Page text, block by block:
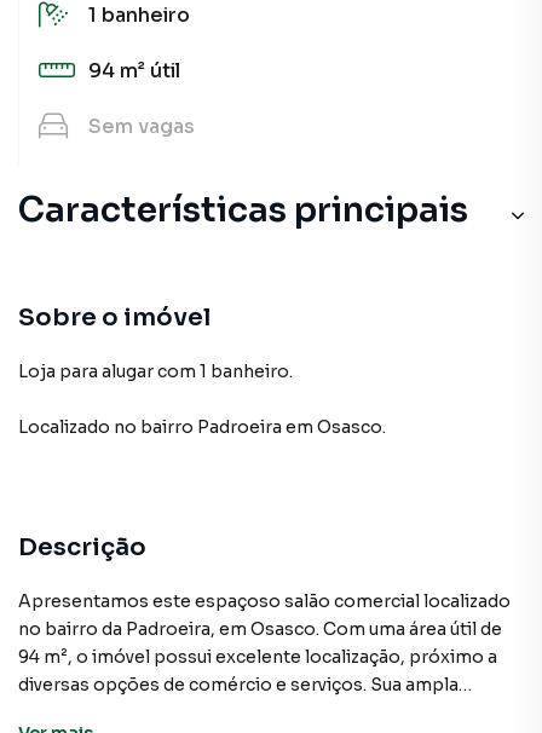
1 banheiro
94 m² útil
Sem vagas
Características principais
Sobre o imóvel
Loja para alugar com 1 banheiro.
Localizado no bairro Padroeira em Osasco.
Descrição
Apresentamos este espaçoso salão comercial localizado
no bairro da Padroeira, em Osasco. Com uma área útil de
94 m², o imóvel possui excelente localização, próximo a
diversas opções de comércio e serviços. Sua ampla